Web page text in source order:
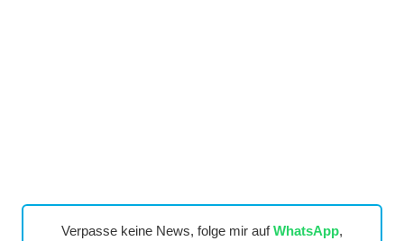
Verpasse keine News, folge mir aufWhatsApp,